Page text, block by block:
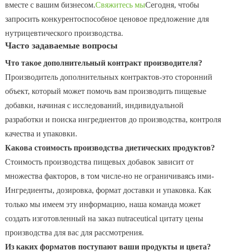
вместе с вашим бизнесом.Свяжитесь мыСегодня, чтобы
запросить конкурентоспособное ценовое предложение для
нутрицевтического производства.
Часто задаваемые вопросы
Что такое дополнительный контракт производителя?
Производитель дополнительных контрактов-это сторонний
объект, который может помочь вам производить пищевые
добавки, начиная с исследований, индивидуальной
разработки и поиска ингредиентов до производства, контроля
качества и упаковки.
Какова стоимость производства диетических продуктов?
Стоимость производства пищевых добавок зависит от
множества факторов, в том числе-но не ограничиваясь ими-
Ингредиенты, дозировка, формат доставки и упаковка. Как
только мы имеем эту информацию, наша команда может
создать изготовленный на заказ nutraceutical цитату цены
производства для вас для рассмотрения.
Из каких форматов поступают ваши продукты и цвета?